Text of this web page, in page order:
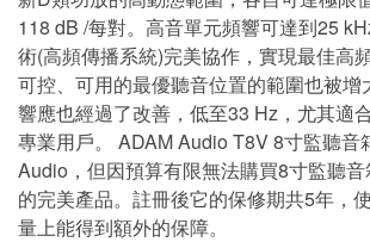
118 dB /每對。高音單元頻響可達到25
術(高頻傳播系統)完美協作，實現最佳高
可控、可用的最優聽音位置的範圍也被增
響應也經過了改善，低至33 Hz，尤其適
專業用戶。 ADAM Audio T8V 8寸監聽音
Audio，但因預算有限無法購買8寸監聽
的完美產品。註冊後它的保修期共5年，
量上能得到額外的保障。